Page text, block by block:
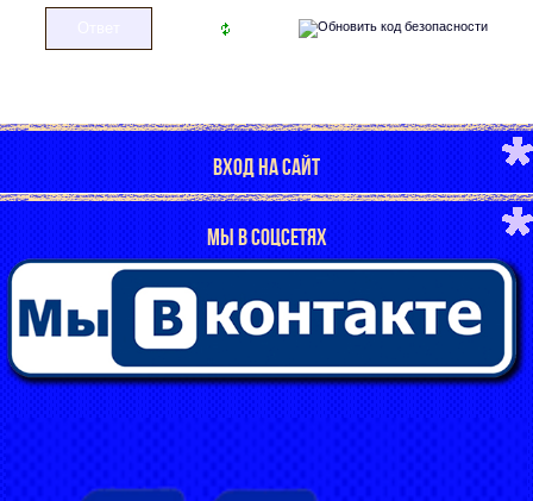
ВХОД НА САЙТ
МЫ В СОЦСЕТЯХ